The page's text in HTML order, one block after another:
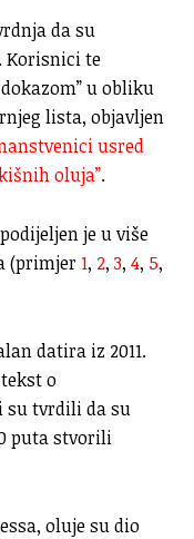
da su
Korisnici te
u obliku
lista, objavljen
usred
oluja”.
je u više
(primjer1, 2, 3, 4, 5,
datira iz 2011.
o
su tvrdili da su
puta stvorili
oluje su dio